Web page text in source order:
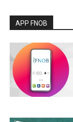
APP FNOB